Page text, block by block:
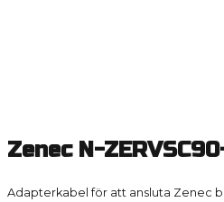
Zenec N-
Adapterkabel för att ansluta Zenec